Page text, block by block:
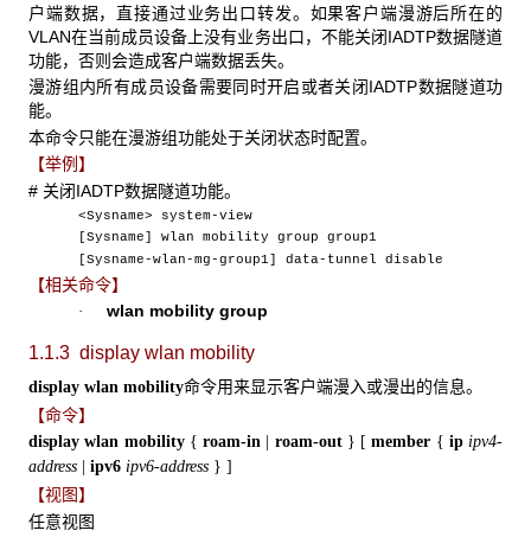
户端数据，直接通过业务出口转发。如果客户端漫游后所在的
VLAN在当前成员设备上没有业务出口，不能关闭IADTP数据隧道
功能，否则会造成客户端数据丢失。
漫游组内所有成员设备需要同时开启或者关闭IADTP数据隧道功
能。
本命令只能在漫游组功能处于关闭状态时配置。
【举例】
# 关闭IADTP数据隧道功能。
<Sysname> system-view
[Sysname] wlan mobility group group1
[Sysname-wlan-mg-group1] data-tunnel disable
【相关命令】
· wlan mobility group
1.1.3 display wlan mobility
display wlan mobility命令用来显示客户端漫入或漫出的信息。
【命令】
display wlan mobility { roam-in roam-out } [ member { ip ipv4-
address
ipv6 ipv6-address } ]
【视图】
任意视图